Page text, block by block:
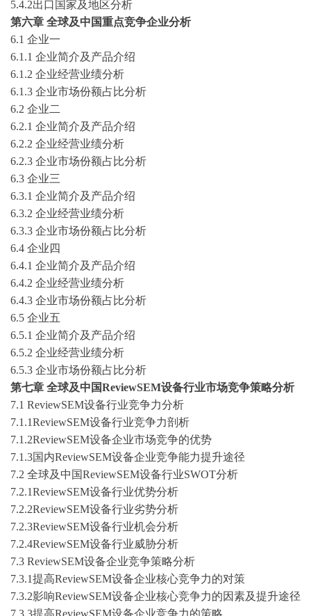
5.4.2出口国家及地区分析
第六章 全球及中国重点竞争企业分析
6.1 企业一
6.1.1 企业简介及产品介绍
6.1.2 企业经营业绩分析
6.1.3 企业市场份额占比分析
6.2 企业二
6.2.1 企业简介及产品介绍
6.2.2 企业经营业绩分析
6.2.3 企业市场份额占比分析
6.3 企业三
6.3.1 企业简介及产品介绍
6.3.2 企业经营业绩分析
6.3.3 企业市场份额占比分析
6.4 企业四
6.4.1 企业简介及产品介绍
6.4.2 企业经营业绩分析
6.4.3 企业市场份额占比分析
6.5 企业五
6.5.1 企业简介及产品介绍
6.5.2 企业经营业绩分析
6.5.3 企业市场份额占比分析
第七章 全球及中国ReviewSEM设备行业市场竞争策略分析
7.1 ReviewSEM设备行业竞争力分析
7.1.1ReviewSEM设备行业竞争力剖析
7.1.2ReviewSEM设备企业市场竞争的优势
7.1.3国内ReviewSEM设备企业竞争能力提升途径
7.2 全球及中国ReviewSEM设备行业SWOT分析
7.2.1ReviewSEM设备行业优势分析
7.2.2ReviewSEM设备行业劣势分析
7.2.3ReviewSEM设备行业机会分析
7.2.4ReviewSEM设备行业威胁分析
7.3 ReviewSEM设备企业竞争策略分析
7.3.1提高ReviewSEM设备企业核心竞争力的对策
7.3.2影响ReviewSEM设备企业核心竞争力的因素及提升途径